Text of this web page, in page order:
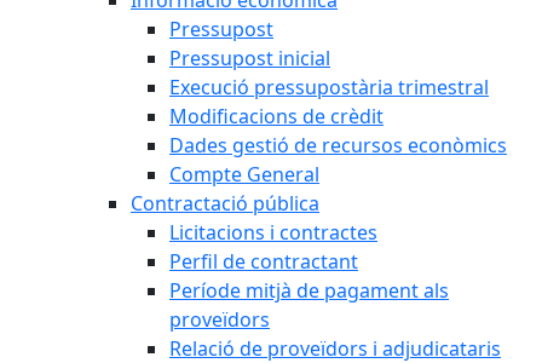
Pressupost
Pressupost inicial
Execució pressupostària trimestral
Modificacions de crèdit
Dades gestió de recursos econòmics
Compte General
Contractació pública
Licitacions i contractes
Perfil de contractant
Període mitjà de pagament als
proveïdors
Relació de proveïdors i adjudicataris